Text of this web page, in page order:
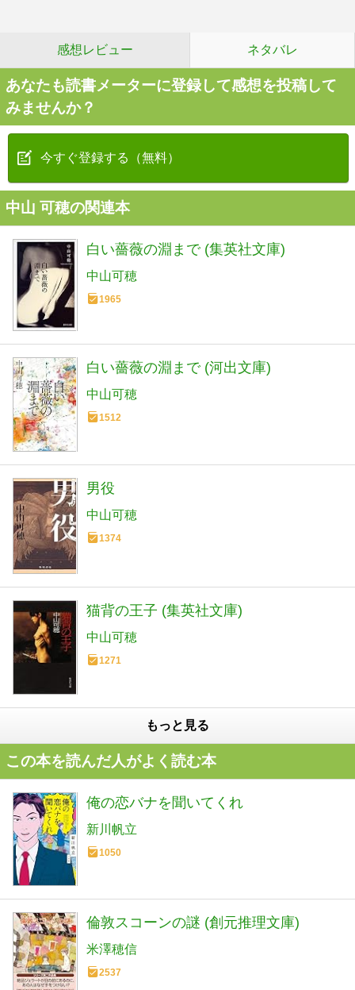
感想レビュー ネタバレ
あなたも読書メーターに登録して感想を投稿して
みませんか？
今すぐ登録する（無料）
中山 可穂の関連本
白い薔薇の淵まで (集英社文庫)
中山可穂
1965
白い薔薇の淵まで (河出文庫)
中山可穂
1512
男役
中山可穂
1374
猫背の王子 (集英社文庫)
中山可穂
1271
もっと見る
この本を読んだ人がよく読む本
俺の恋バナを聞いてくれ
新川帆立
1050
倫敦スコーンの謎 (創元推理文庫)
米澤穂信
2537